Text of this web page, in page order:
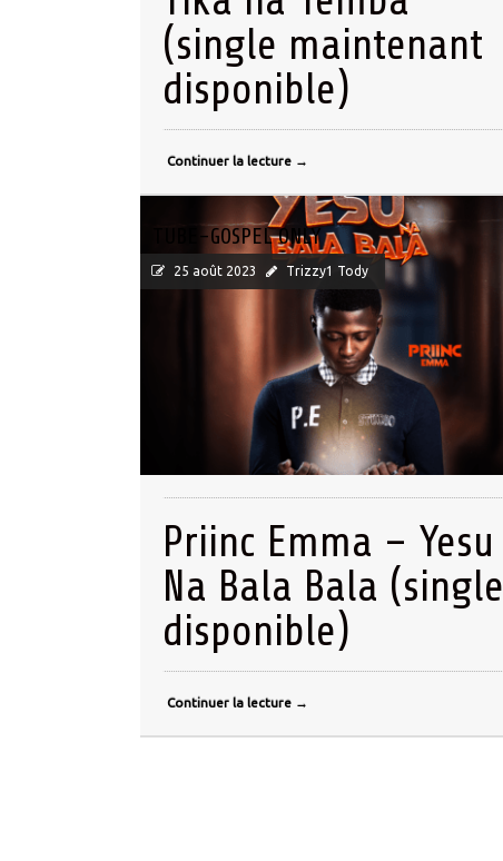
(single maintenant
disponible)
Continuer la lecture →
TUBE-GOSPEL ONLY
25 août 2023 Trizzy1 Tody
Priinc Emma – Yesu
Na Bala Bala (single
disponible)
Continuer la lecture →